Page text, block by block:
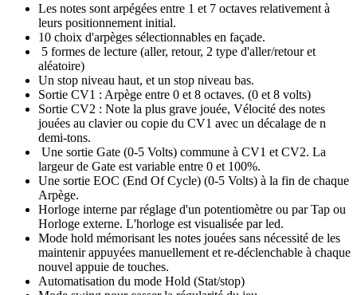
Les notes sont arpégées entre 1 et 7 octaves relativement à
leurs positionnement initial.
10 choix d'arpèges sélectionnables en façade.
5 formes de lecture (aller, retour, 2 type d'aller/retour et
aléatoire)
Un stop niveau haut, et un stop niveau bas.
Sortie CV1 : Arpège entre 0 et 8 octaves. (0 et 8 volts)
Sortie CV2 : Note la plus grave jouée, Vélocité des notes
jouées au clavier ou copie du CV1 avec un décalage de n
demi-tons.
Une sortie Gate (0-5 Volts) commune à CV1 et CV2. La
largeur de Gate est variable entre 0 et 100%.
Une sortie EOC (End Of Cycle) (0-5 Volts) à la fin de chaque
Arpège.
Horloge interne par réglage d'un potentiomètre ou par Tap ou
Horloge externe. L'horloge est visualisée par led.
Mode hold mémorisant les notes jouées sans nécessité de les
maintenir appuyées manuellement et re-déclenchable à chaque
nouvel appuie de touches.
Automatisation du mode Hold (Stat/stop)